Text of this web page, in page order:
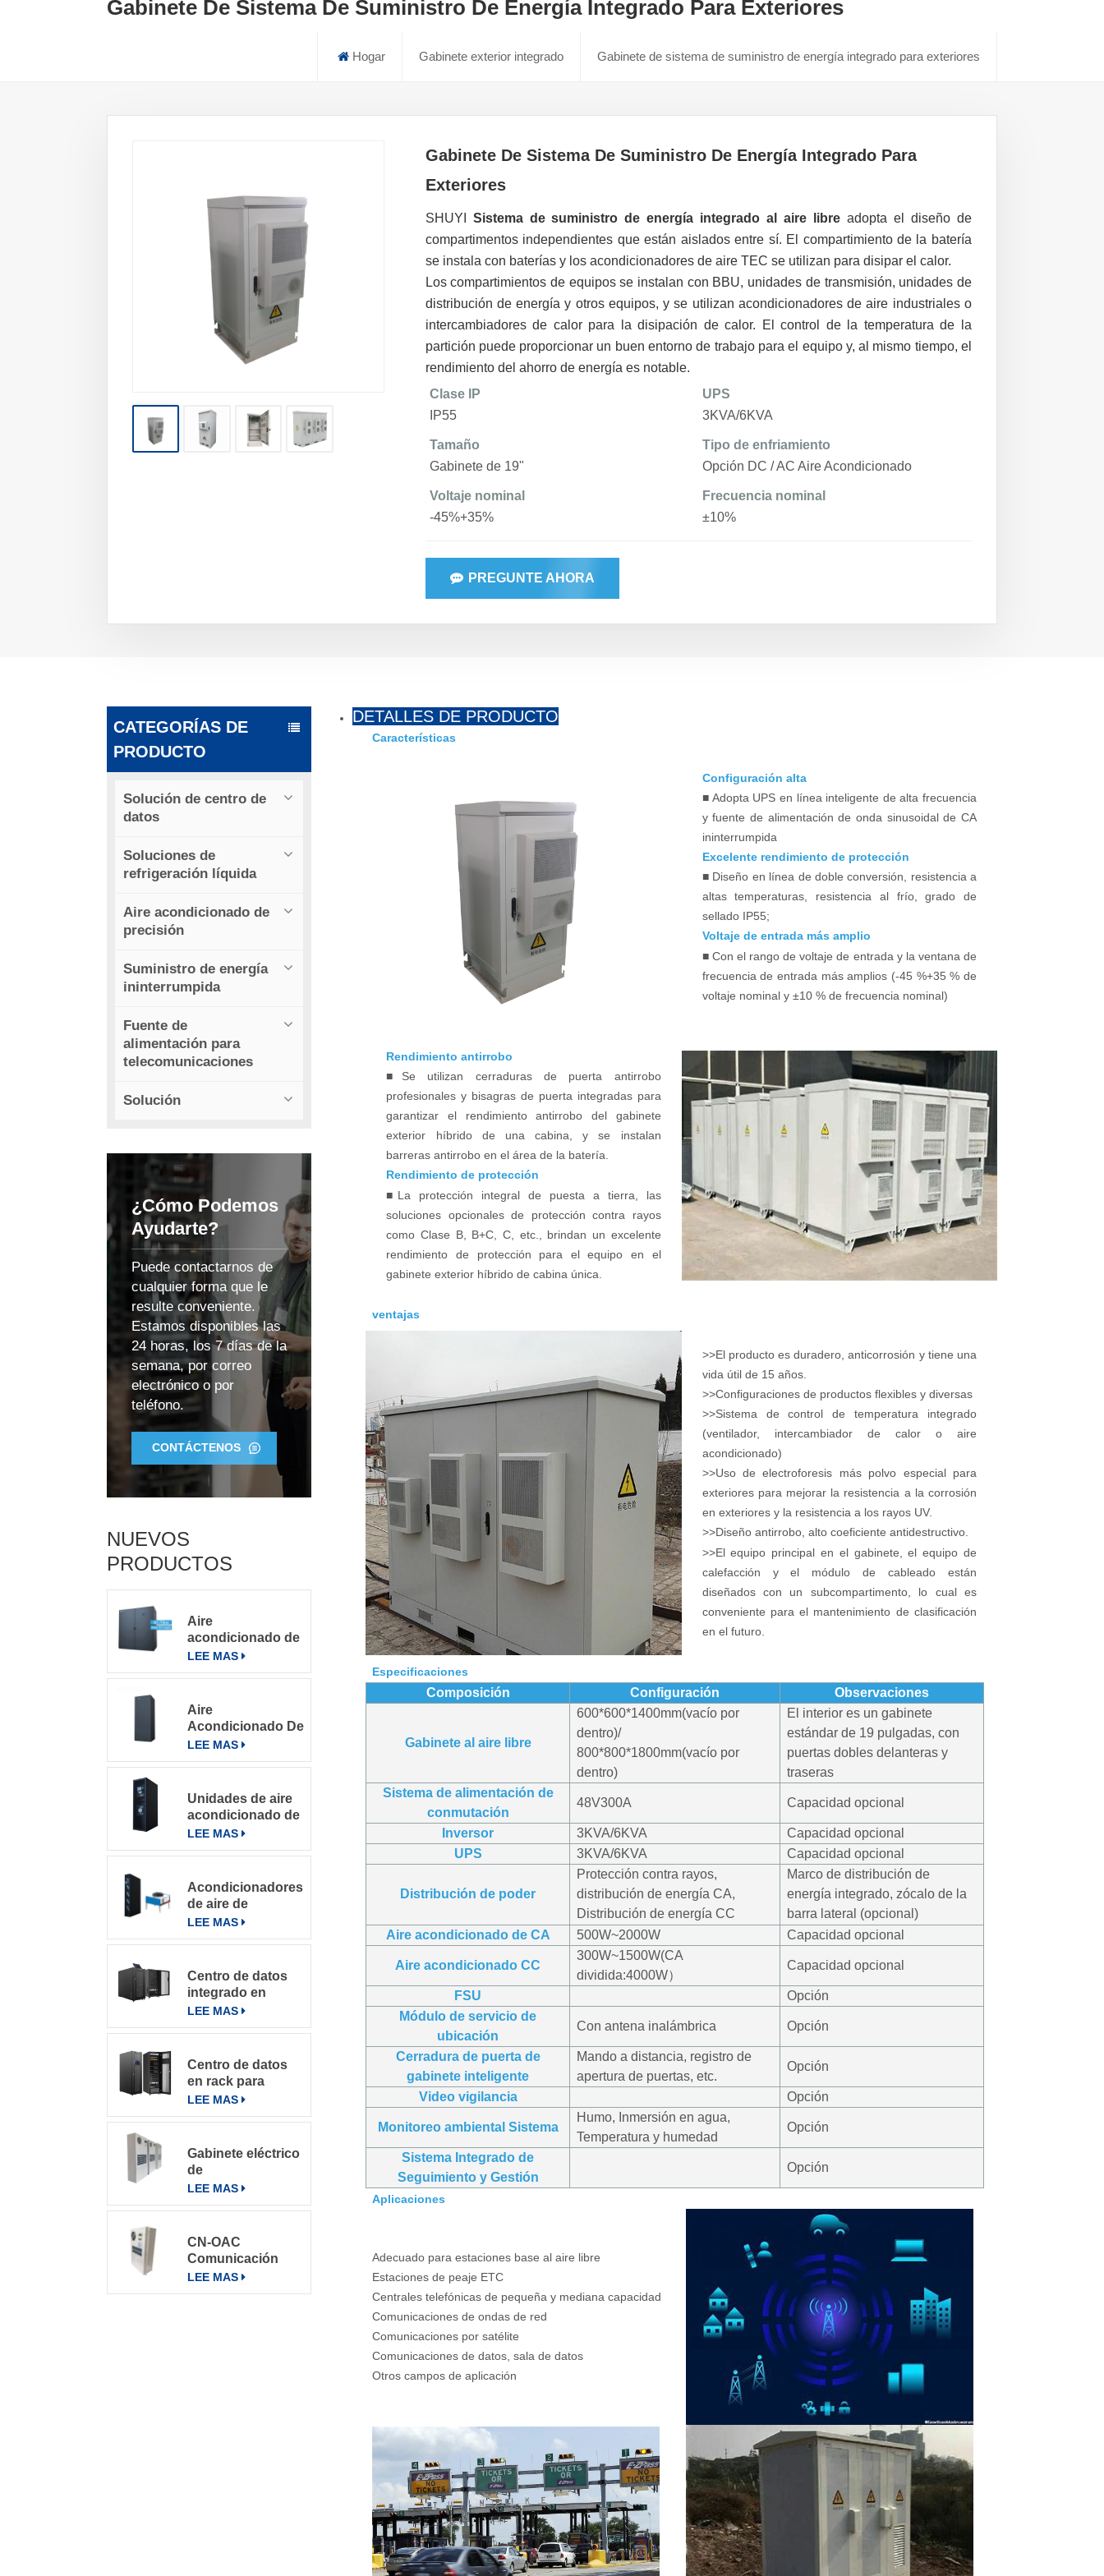
Gabinete De Sistema De Suministro De Energía Integrado Para Exteriores
Hogar Gabinete exterior integrado Gabinete de sistema de suministro de energía integrado para exteriores
Gabinete De Sistema De Suministro De Energía Integrado Para
Exteriores
SHUYI Sistema de suministro de energía integrado al aire libre adopta el diseño de
compartimentos independientes que están aislados entre sí. El compartimiento de la batería
se instala con baterías y los acondicionadores de aire TEC se utilizan para disipar el calor.
Los compartimientos de equipos se instalan con BBU, unidades de transmisión, unidades de
distribución de energía y otros equipos, y se utilizan acondicionadores de aire industriales o
intercambiadores de calor para la disipación de calor. El control de la temperatura de la
partición puede proporcionar un buen entorno de trabajo para el equipo y, al mismo tiempo, el
rendimiento del ahorro de energía es notable.
Clase IP
IP55
UPS
3KVA/6KVA
Tamaño
Gabinete de 19"
Tipo de enfriamiento
Opción DC / AC Aire Acondicionado
Voltaje nominal
-45%+35%
Frecuencia nominal
±10%
PREGUNTE AHORA
CATEGORÍAS DE
PRODUCTO
Solución de centro de
datos
Soluciones de
refrigeración líquida
Aire acondicionado de
precisión
Suministro de energía
ininterrumpida
Fuente de
alimentación para
telecomunicaciones
Solución
¿Cómo Podemos
Ayudarte?
Puede contactarnos de
cualquier forma que le
resulte conveniente.
Estamos disponibles las
24 horas, los 7 días de la
semana, por correo
electrónico o por
teléfono.
CONTÁCTENOS
NUEVOS
PRODUCTOS
Aire
acondicionado de
precisión para
salas de
grandes
LEE MAS
Aire
Acondicionado De
Precisión Para
Salas De
LEE MAS
Unidades de aire
acondicionado de
precisión con
refrigeración por
LEE MAS
Acondicionadores
de aire de
precisión en fila
de la serie
centros de datos
con sistema de
control inteligente
LEE MAS
Centro de datos
integrado en
microbastidores
LEE MAS
Centro de datos
en rack para
varios entornos
LEE MAS
Gabinete eléctrico
de
telecomunicaciones
Aire
Aire
acondicionado
LEE MAS
CN-OAC
Comunicación
exterior Gabinete
eléctrico Aire
LEE MAS
DETALLES DE PRODUCTO
Características
Configuración alta
■ Adopta UPS en línea inteligente de alta frecuencia
y fuente de alimentación de onda sinusoidal de CA
ininterrumpida
Excelente rendimiento de protección
■ Diseño en línea de doble conversión, resistencia a
altas temperaturas, resistencia al frío, grado de
sellado IP55;
Voltaje de entrada más amplio
■Con el rango de voltaje de entrada y la ventana de
frecuencia de entrada más amplios (-45 %+35 % de
voltaje nominal y ±10 % de frecuencia nominal)
Rendimiento antirrobo
■ Se utilizan cerraduras de puerta antirrobo
profesionales y bisagras de puerta integradas para
garantizar el rendimiento antirrobo del gabinete
exterior híbrido de una cabina, y se instalan
barreras antirrobo en el área de la batería.
Rendimiento de protección
■ La protección integral de puesta a tierra, las
soluciones opcionales de protección contra rayos
como Clase B, B+C, C, etc., brindan un excelente
rendimiento de protección para el equipo en el
gabinete exterior híbrido de cabina única.
ventajas
>>El producto es duradero, anticorrosión y tiene una
vida útil de 15 años.
>>Configuraciones de productos flexibles y diversas
>>Sistema de control de temperatura integrado
(ventilador, intercambiador de calor o aire
acondicionado)
>>Uso de electroforesis más polvo especial para
exteriores para mejorar la resistencia a la corrosión
en exteriores y la resistencia a los rayos UV.
>>Diseño antirrobo, alto coeficiente antidestructivo.
>>El equipo principal en el gabinete, el equipo de
calefacción y el módulo de cableado están
diseñados con un subcompartimento, lo cual es
conveniente para el mantenimiento de clasificación
en el futuro.
Especificaciones
Composición Configuración Observaciones
Gabinete al aire libre
600*600*1400mm(vacío por
dentro)/
800*800*1800mm(vacío por
dentro)
El interior es un gabinete
estándar de 19 pulgadas,con
puertas dobles delanteras y
traseras
Sistema de alimentación de
conmutación
48V300A Capacidad opcional
Inversor 3KVA/6KVA
Capacidad opcional
UPS
3KVA/6KVA Capacidad opcional
Distribución de poder
Protección contra rayos,
distribución de energía CA,
Distribución de energía CC
Marco de distribución de
energía integrado, zócalo de la
barra lateral (opcional)
Aire acondicionado de CA
500W~2000W Capacidad opcional
Aire acondicionado CC
300W~1500W(CA
dividida:4000W）
Capacidad opcional
FSU
Opción
Módulo de servicio de
ubicación
Con antena inalámbrica Opción
Cerradura de puerta de
gabinete inteligente
Mando a distancia, registro de
apertura de puertas, etc.
Opción
Video vigilancia Opción
Monitoreo ambiental Sistema
Humo, Inmersión en agua,
Temperatura y humedad
Opción
Sistema Integrado de
Seguimiento y Gestión
Opción
Aplicaciones
Adecuado para estaciones base al aire libre
Estaciones de peaje ETC
Centrales telefónicas de pequeña y mediana capacidad
Comunicaciones de ondas de red
Comunicaciones por satélite
Comunicaciones de datos, sala de datos
Otros campos de aplicación